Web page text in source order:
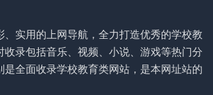
实用的上网导航，全力打造优秀的学校教
收录包括音乐、视频、小说、游戏等热门分
是全面收录学校教育类网站，是本网址站的